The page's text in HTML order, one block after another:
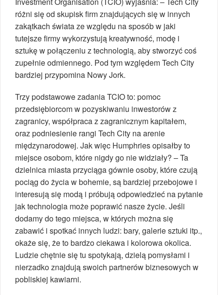
różni się od skupisk firm znajdujących się w innych
zakątkach świata ze względu na sposób w jaki
tutejsze firmy wykorzystują kreatywność, modę i
sztukę w połączeniu z technologią, aby stworzyć coś
zupełnie odmiennego. Pod tym względem Tech City
bardziej przypomina Nowy Jork.
Trzy podstawowe zadania TCIO to: pomoc
przedsiębiorcom w pozyskiwaniu inwestorów z
zagranicy, współpraca z zagranicznym kapitałem,
oraz podniesienie rangi Tech City na arenie
międzynarodowej. Jak więc Humphries opisałby to
miejsce osobom, które nigdy go nie widziały? – Ta
dzielnica miasta przyciąga gównie osoby, które czują
pociąg do życia w bohemie, są bardziej przebojowe i
interesują się modą i próbują odpowiedzieć na pytanie
jak technologia może poprawić nasze życie. Jeśli
dodamy do tego miejsca, w których można się
zabawić i spotkać innych ludzi: bary, galerie sztuki itp.,
okaże się, że to bardzo ciekawa i kolorowa okolica.
Ludzie chętnie się tu spotykają, dzielą pomysłami i
nierzadko znajdują swoich partnerów biznesowych w
pobliskiej kawiarni.